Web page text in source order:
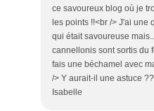
ce savoureux blog où je
les points !!<br /> J'ai une
qui était savoureuse
cannellonis sont sortis du
fais une béchamel avec
/> Y aurait-il une astuce
Isabelle